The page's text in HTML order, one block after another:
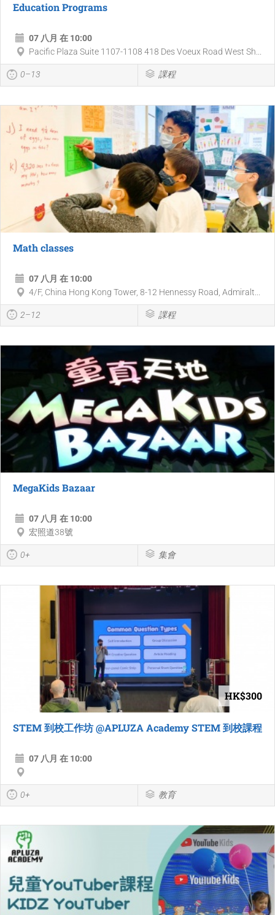
Education Programs
07 八月 在 10:00
Pacific Plaza Suite 1107-1108 418 Des Voeux Road West Sh...
0–13 課程
Math classes
07 八月 在 10:00
4/F, China Hong Kong Tower, 8-12 Hennessy Road, Admiralt...
2–12 課程
MegaKids Bazaar
07 八月 在 10:00
宏照道38號
0+ 集會
HK$300
STEM 到校工作坊 @APLUZA Academy STEM 到校課程
07 八月 在 10:00
0+ 教育